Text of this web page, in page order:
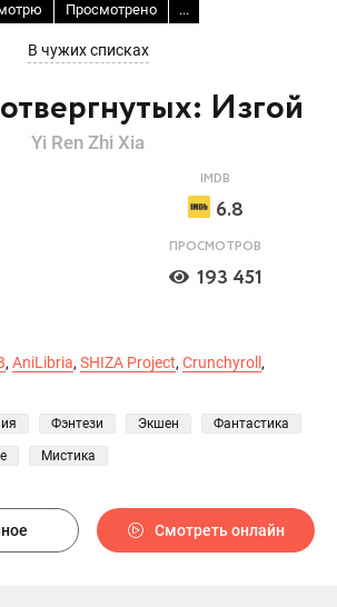
Изгой
Просмотрено ...
В чужих списках
Yi Ren Zhi Xia
IMDB
6.8
ПРОСМОТРОВ
193 451
, AniLibria, SHIZA Project, Crunchyroll ,
Фэнтези Экшен Фантастика
Мистика
Смотреть онлайн